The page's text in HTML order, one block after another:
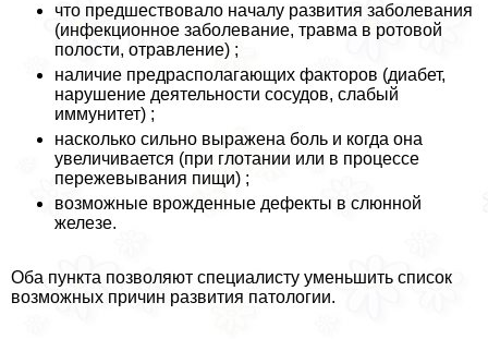
что предшествовало началу развития заболевания
(инфекционное заболевание, травма в ротовой
полости, отравление) ;
наличие предрасполагающих факторов (диабет,
нарушение деятельности сосудов, слабый
иммунитет) ;
насколько сильно выражена боль и когда она
увеличивается (при глотании или в процессе
пережевывания пищи) ;
возможные врожденные дефекты в слюнной
железе.
Оба пункта позволяют специалисту уменьшить список
возможных причин развития патологии.